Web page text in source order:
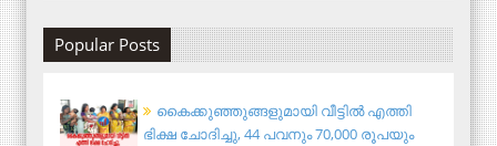
Popular Posts
കൈക്കുഞ്ഞുങ്ങളുമായി വീട്ടിൽ എത്തി
ഭിക്ഷ ചോദിച്ചു, 44 പവനും 70,000 രൂപയും